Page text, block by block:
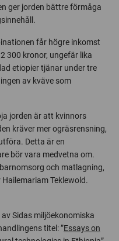
ger jorden bättre förmåga
får högre inkomst
300 kronor, ungefär lika
etiopier tjänar under tre
av kväve som
jorden är att kvinnors
kräver mer ogräsrensning,
Detta är en
bör vara medvetna om.
och matlagning,
Teklewold.
Sidas miljöekonomiska
titel: ”Essays on